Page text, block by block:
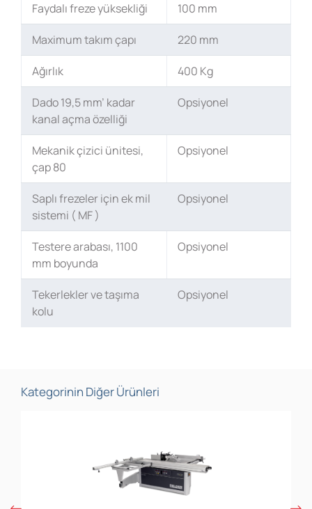
Faydalı freze yüksekliği 100 mm
Maximum takım çapı 220 mm
Ağırlık 400 Kg
Dado 19,5 mm’ kadar
kanal açma özelliği
Opsiyonel
Mekanik çizici ünitesi,
çap 80
Opsiyonel
Saplı frezeler için ek mil
sistemi ( MF )
Opsiyonel
Testere arabası, 1100
mm boyunda
Opsiyonel
Tekerlekler ve taşıma
kolu
Opsiyonel
Kategorinin Diğer Ürünleri